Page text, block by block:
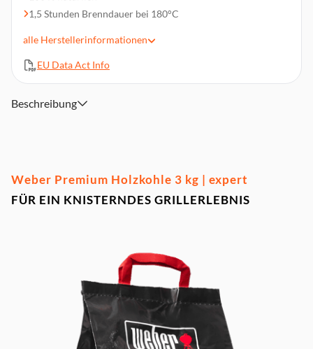
1,5 Stunden Brenndauer bei 180°C
alle Herstellerinformationen
EU Data Act Info
Beschreibung
Weber Premium Holzkohle 3 kg | expert
FÜR EIN KNISTERNDES GRILLERLEBNIS